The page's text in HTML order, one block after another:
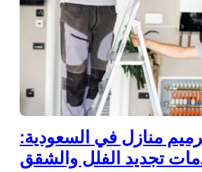
منازل في السعودية:
تجديد الفلل والشقق